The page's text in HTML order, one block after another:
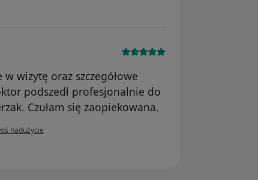
wizytę oraz szczegółowe
podszedł profesjonalnie do
Czułam się zaopiekowana.
użytkownika Hela
nadużycie